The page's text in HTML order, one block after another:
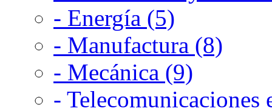
- Energía (5)
- Manufactura (8)
- Mecánica (9)
-